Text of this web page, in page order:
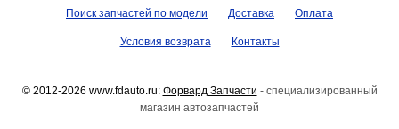
Поиск запчастей по модели Доставка Оплата
Условия возврата Контакты
© 2012-2026 www.fdauto.ru: Форвард Запчасти - специализированный
магазин автозапчастей